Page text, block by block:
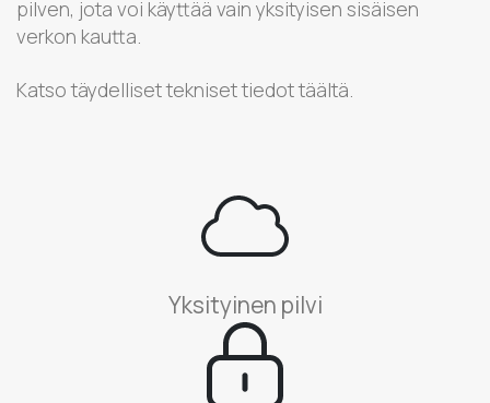
pilven, jota voi käyttää vain yksityisen sisäisen
verkon kautta.
Katso täydelliset tekniset tiedot täältä.
Yksityinen pilvi